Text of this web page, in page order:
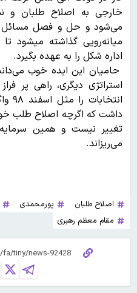
خارجی به اصلاح طلبان و
می‌شود و حل و فصل مسائل
میانه‌رویی گذاشته میشود
اداره شکل را به عهده بگیرد.
حامیان این ایده خوب
استراتژی دیگری، راهی پر
داشت که اگرچه اصلاح طلب
تغییر نیست و همین
می‌ریزاند.
اصلاح طلبان پورمحمدی
مقام معظم رهبری